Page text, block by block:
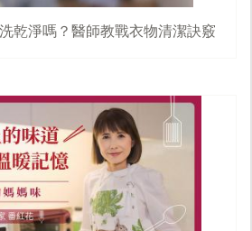
乾淨嗎？醫師教戰衣物清潔訣竅